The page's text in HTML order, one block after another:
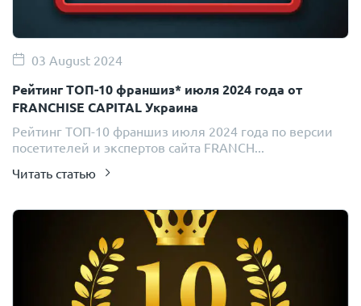
03 August 2024
Рейтинг ТОП-10 франшиз* июля 2024 года от
FRANCHISE CAPITAL Украина
Рейтинг ТОП-10 франшиз июля 2024 года по версии
посетителей и экспертов сайта FRANCH...
Читать статью